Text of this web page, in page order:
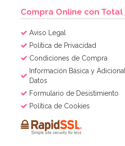
Compra Online con Total
Aviso Legal
Política de Privacidad
Condiciones de Compra
Información Básica y
Datos
Formulario de Desistimiento
Política de Cookies